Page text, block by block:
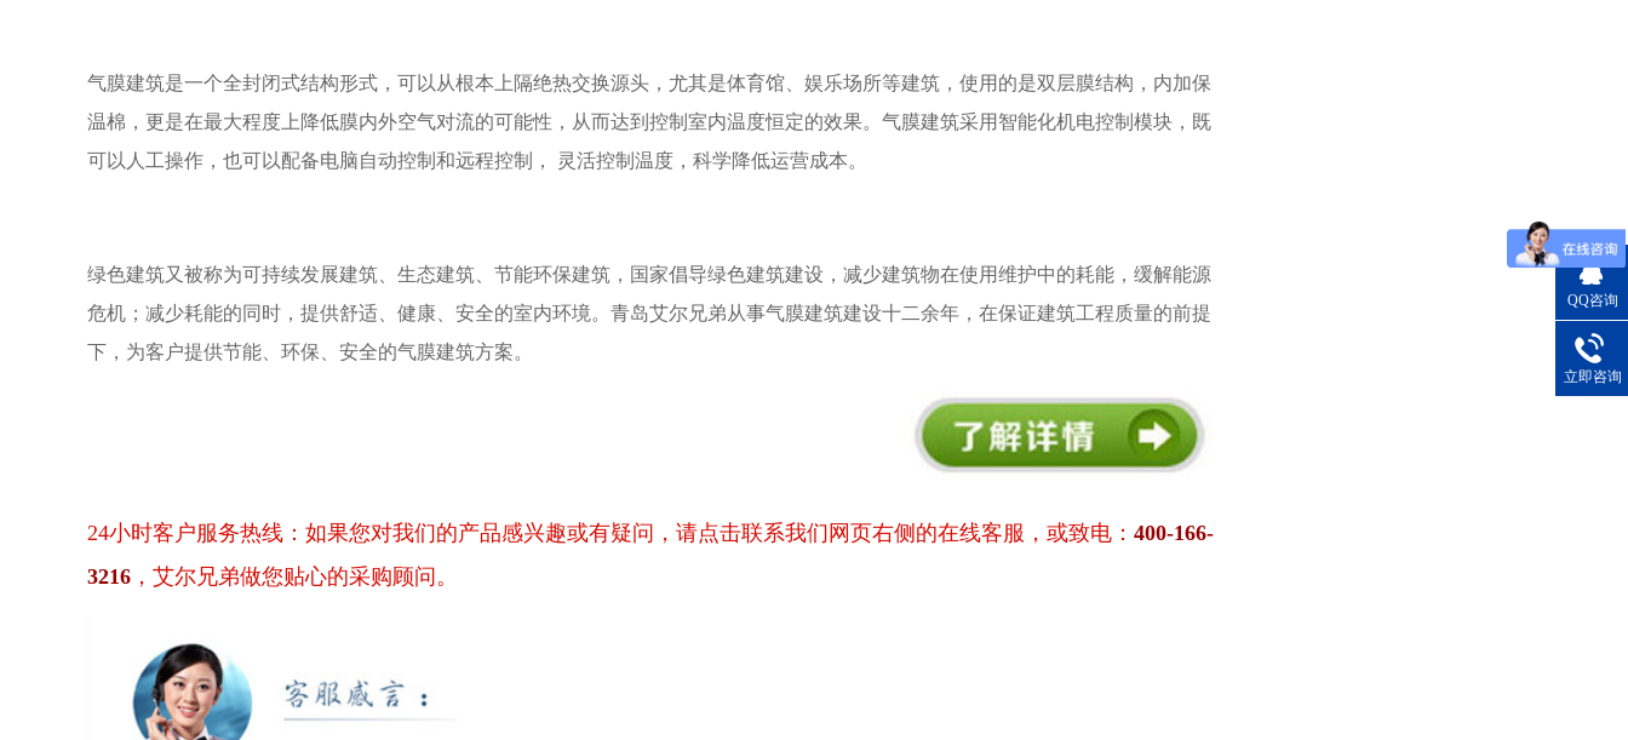
气膜建筑是一个全封闭式结构形式，可以从根本上隔绝热交换源头，尤其是体育馆、娱乐场所等建筑，使用的是双层膜结构，内加保
温棉，更是在最大程度上降低膜内外空气对流的可能性，从而达到控制室内温度恒定的效果。气膜建筑采用智能化机电控制模块，既
可以人工操作，也可以配备电脑自动控制和远程控制， 灵活控制温度，科学降低运营成本。
绿色建筑又被称为可持续发展建筑、生态建筑、节能环保建筑，国家倡导绿色建筑建设，减少建筑物在使用维护中的耗能，缓解能源
危机；减少耗能的同时，提供舒适、健康、安全的室内环境。青岛艾尔兄弟从事气膜建筑建设十二余年，在保证建筑工程质量的前提
下，为客户提供节能、环保、安全的气膜建筑方案。
24小时客户服务热线：如果您对我们的产品感兴趣或有疑问，请点击联系我们网页右侧的在线客服，或致电： 400-166-
3216 ，艾尔兄弟做您贴心的采购顾问。
QQ咨询
立即咨询